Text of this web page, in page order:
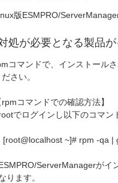
版ESMPRO/
処が必要となる製品
コマンドで、インストール
ださい。
rpmコマンドでの確認方法】
でログインし以下のコマン
~]# rpm -qa |
ServerManagerがイ
ります。